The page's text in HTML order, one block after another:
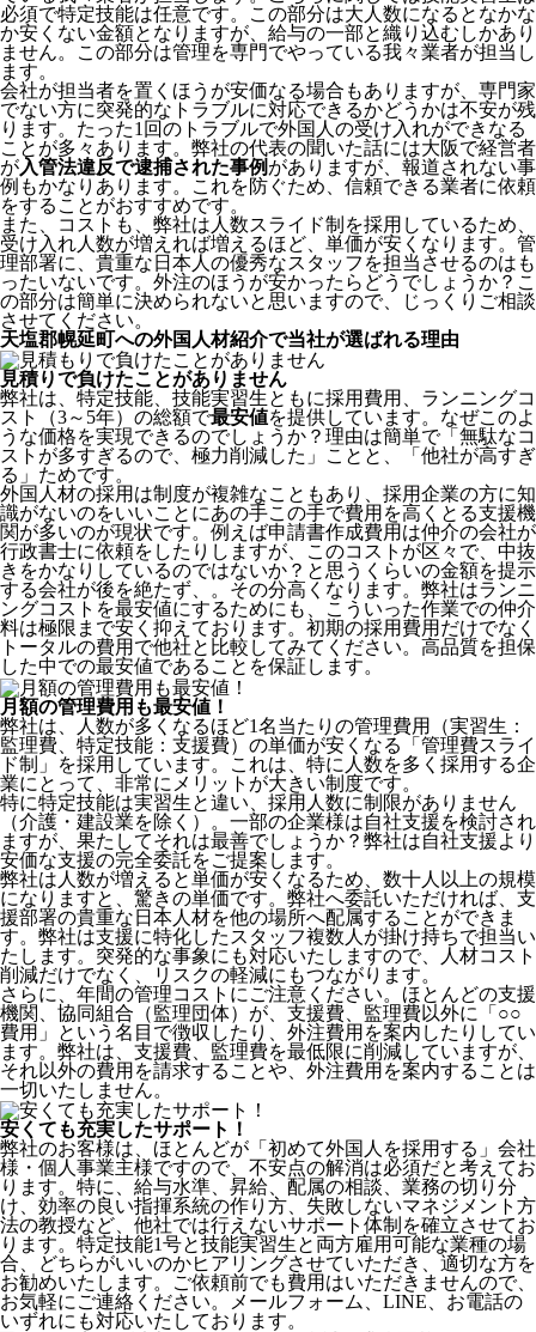
必須で特定技能は任意です。この部分は大人数になるとなかな
か安くない金額となりますが、給与の一部と織り込むしかあり
ません。この部分は管理を専門でやっている我々業者が担当し
ます。
会社が担当者を置くほうが安価なる場合もありますが、専門家
でない方に突発的なトラブルに対応できるかどうかは不安が残
ります。たった1回のトラブルで外国人の受け入れができなる
ことが多々あります。弊社の代表の聞いた話には大阪で経営者
が入管法違反で逮捕された事例 がありますが、報道されない事
例もかなりあります。これを防ぐため、信頼できる業者に依頼
をすることがおすすめです。
また、コストも、弊社は人数スライド制を採用しているため、
受け入れ人数が増えれば増えるほど、単価が安くなります。管
理部署に、貴重な日本人の優秀なスタッフを担当させるのはも
ったいないです。外注のほうが安かったらどうでしょうか？こ
の部分は簡単に決められないと思いますので、じっくりご相談
させてください。
天塩郡幌延町への外国人材紹介で当社が選ばれる理由
見積りで負けたことがありません
弊社は、特定技能、技能実習生ともに採用費用、ランニングコ
スト（3～5年）の総額で最安値を提供しています。なぜこのよ
うな価格を実現できるのでしょうか？理由は簡単で「無駄なコ
ストが多すぎるので、極力削減した」ことと、
「他社が高すぎ
る」 ためです。
外国人材の採用は制度が複雑なこともあり、採用企業の方に知
識がないのをいいことにあの手この手で費用を高くとる支援機
関が多いのが現状です。例えば申請書作成費用は仲介の会社が
行政書士に依頼をしたりしますが、このコストが区々で、中抜
きをかなりしているのではないか？と思うくらいの金額を提示
する会社が後を絶たず、。その分高くなります。弊社はランニ
ングコストを最安値にするためにも、こういった作業での仲介
料は極限まで安く抑えております。 初期の採用費用だけでなく
トータルの費用で他社と比較してみてください。 高品質を担保
した中での最安値であることを保証します。
月額の管理費用も最安値！
弊社は、
人数が多くなるほど1名当たりの管理費用（実習生：
監理費、特定技能：支援費）の単価が安くなる「管理費スライ
ド制」を採用 しています。これは、特に人数を多く採用する企
業にとって、非常にメリットが大きい制度です。
特に特定技能は実習生と違い、採用人数に制限がありません
（介護・建設業を除く）。一部の企業様は自社支援を検討され
ますが、果たしてそれは最善でしょうか？弊社は自社支援より
安価な支援の完全委託をご提案します。
弊社は人数が増えると単価が安くなるため、数十人以上の規模
になりますと、驚きの単価です。弊社へ委託いただければ、支
援部署の貴重な日本人材を他の場所へ配属することができま
す。弊社は支援に特化したスタッフ複数人が掛け持ちで担当い
たします。突発的な事象にも対応いたしますので、人材コスト
削減だけでなく、リスクの軽減にもつながります。
さらに、年間の管理コストにご注意ください。ほとんどの支援
機関、協同組合（監理団体）が、支援費、監理費以外に「○○
費用」という名目で徴収したり、外注費用を案内したりしてい
ます。弊社は、支援費、監理費を最低限に削減していますが、
それ以外の費用を請求することや、外注費用を案内することは
一切いたしません。
安くても充実したサポート！
弊社のお客様は、ほとんどが 「初めて外国人を採用する」 会社
様・個人事業主様ですので、不安点の解消は必須だと考えてお
ります。特に、給与水準、昇給、配属の相談、業務の切り分
け、効率の良い指揮系統の作り方、失敗しないマネジメント方
法の教授など、 他社では行えないサポート体制 を確立させてお
ります。特定技能1号と技能実習生と両方雇用可能な業種の場
合、どちらがいいのかヒアリングさせていただき、適切な方を
お勧めいたします。ご依頼前でも費用はいただきませんので、
お気軽にご連絡ください。メールフォーム、LINE、お電話の
いずれにも対応いたしております。